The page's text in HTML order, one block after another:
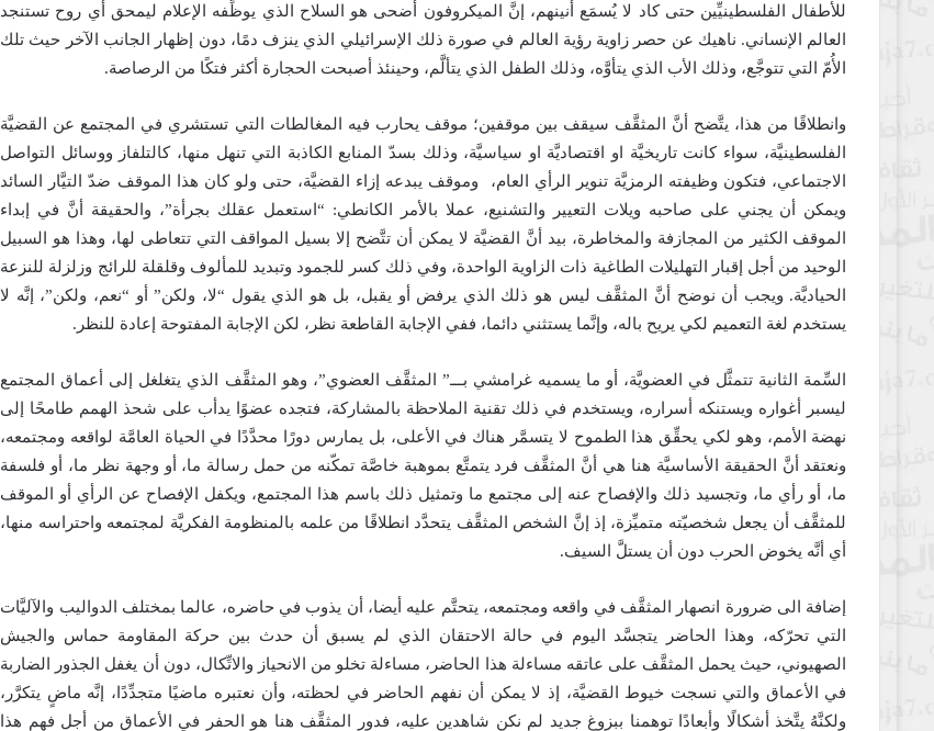
للأطفال الفلسطينيِّين حتى كاد لا يُسمَع أنينهم، إنَّ الميكروفون أضحى هو السلاح الذي يوظِّفه الإعلام ليمحق أي روح تستنجد
العالم الإنساني. ناهيك عن حصر زاوية رؤية العالم في صورة ذلك الإسرائيلي الذي ينزف دمًا، دون إظهار الجانب الآخر حيث تلك
الأُمّ التي تتوجَّع، وذلك الأب الذي يتأوَّه، وذلك الطفل الذي يتألَّم، وحينئذ أصبحت الحجارة أكثر فتكًا من الرصاصة.
وانطلاقًا من هذا، يتَّضح أنَّ المثقَّف سيقف بين موقفين؛ موقف يحارب فيه المغالطات التي تستشري في المجتمع عن القضيَّة
الفلسطينيَّة، سواء كانت تاريخيَّة او اقتصاديَّة او سياسيَّة، وذلك بسدّ المنابع الكاذبة التي تنهل منها، كالتلفاز ووسائل التواصل
الاجتماعي، فتكون وظيفته الرمزيَّة تنوير الرأي العام، وموقف يبدعه إزاء القضيَّة، حتى ولو كان هذا الموقف ضدّ التيَّار السائد
ويمكن أن يجني على صاحبه ويلات التعيير والتشنيع، عملا بالأمر الكانطي: “استعمل عقلك بجرأة”، والحقيقة أنَّ في إبداء
الموقف الكثير من المجازفة والمخاطرة، بيد أنَّ القضيَّة لا يمكن أن تتَّضح إلا بسيل المواقف التي تتعاطى لها، وهذا هو السبيل
الوحيد من أجل إقبار التهليلات الطاغية ذات الزاوية الواحدة، وفي ذلك كسر للجمود وتبديد للمألوف وقلقلة للرائج وزلزلة للنزعة
الحياديَّة. ويجب أن نوضح أنَّ المثقَّف ليس هو ذلك الذي يرفض أو يقبل، بل هو الذي يقول “لا، ولكن” أو “نعم، ولكن”، إنَّه لا
يستخدم لغة التعميم لكي يريح باله، وإنَّما يستثني دائما، ففي الإجابة القاطعة نظر، لكن الإجابة المفتوحة إعادة للنظر.
السِّمة الثانية تتمثَّل في العضويَّة، أو ما يسميه غرامشي بـــ” المثقَّف العضوي”، وهو المثقَّف الذي يتغلغل إلى أعماق المجتمع
ليسبر أغواره ويستنكه أسراره، ويستخدم في ذلك تقنية الملاحظة بالمشاركة، فتجده عضوًا يدأب على شحذ الهمم طامحًا إلى
نهضة الأمم، وهو لكي يحقِّق هذا الطموح لا يتسمَّر هناك في الأعلى، بل يمارس دورًا محدَّدًا في الحياة العامَّة لواقعه ومجتمعه،
ونعتقد أنَّ الحقيقة الأساسيَّة هنا هي أنَّ المثقَّف فرد يتمتَّع بموهبة خاصَّة تمكّنه من حمل رسالة ما، أو وجهة نظر ما، أو فلسفة
ما، أو رأي ما، وتجسيد ذلك والإفصاح عنه إلى مجتمع ما وتمثيل ذلك باسم هذا المجتمع، ويكفل الإفصاح عن الرأي أو الموقف
للمثقَّف أن يجعل شخصيّته متميِّزة، إذ إنَّ الشخص المثقَّف يتحدَّد انطلاقًا من علمه بالمنظومة الفكريَّة لمجتمعه واحتراسه منها،
أي أنَّه يخوض الحرب دون أن يستلَّ السيف.
إضافة الى ضرورة انصهار المثقَّف في واقعه ومجتمعه، يتحتَّم عليه أيضا، أن يذوب في حاضره، عالما بمختلف الدواليب والآليَّات
التي تحرّكه، وهذا الحاضر يتجسَّد اليوم في حالة الاحتقان الذي لم يسبق أن حدث بين حركة المقاومة حماس والجيش
الصهيوني، حيث يحمل المثقَّف على عاتقه مساءلة هذا الحاضر، مساءلة تخلو من الانحياز والاتِّكال، دون أن يغفل الجذور الضاربة
في الأعماق والتي نسجت خيوط القضيَّة، إذ لا يمكن أن نفهم الحاضر في لحظته، وأن نعتبره ماضيًا متجدِّدًا، إنَّه ماضٍ يتكرَّر،
ولكنَّهُ يتَّخذ أشكالًا وأبعادًا توهمنا ببزوغ جديد لم نكن شاهدين عليه، فدور المثقَّف هنا هو الحفر في الأعماق من أجل فهم هذا